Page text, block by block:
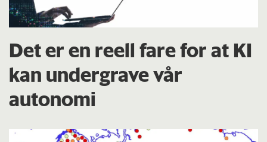
Det er en reell fare for at KI
kan undergrave vår
autonomi